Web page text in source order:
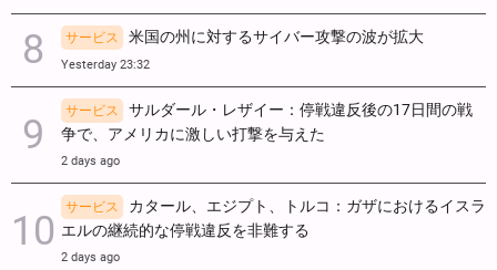
サービス 米国の州に対するサイバー攻撃の波が拡大
Yesterday 23:32
サービス
サルダール・レザイー：停戦違反後の17日間の戦
争で、アメリカに激しい打撃を与えた
2 days ago
サービス
カタール、エジプト、トルコ：ガザにおけるイスラ
エルの継続的な停戦違反を非難する
2 days ago